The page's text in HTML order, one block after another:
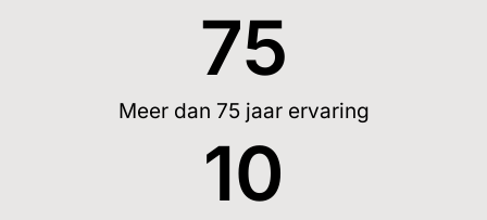
Meer dan 75 jaar ervaring
75
10